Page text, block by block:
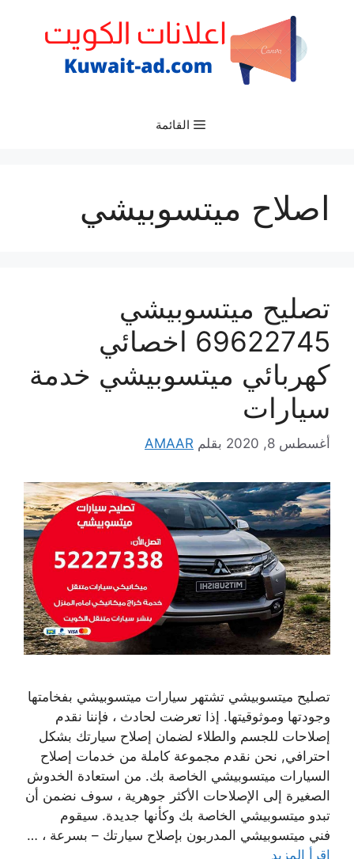
القائمة
اصلاح ميتسوبيشي
تصليح ميتسوبيشي
69622745 اخصائي
كهربائي ميتسوبيشي خدمة
سيارات
أغسطس 8, 2020 بقلم AMAAR
تصليح ميتسوبيشي تشتهر سيارات ميتسوبيشي بفخامتها
وجودتها وموثوقيتها. إذا تعرضت لحادث ، فإننا نقدم
إصلاحات للجسم والطلاء لضمان إصلاح سيارتك بشكل
احترافي, نحن نقدم مجموعة كاملة من خدمات إصلاح
السيارات ميتسوبيشي الخاصة بك. من استعادة الخدوش
الصغيرة إلى الإصلاحات الأكثر جوهرية ، سوف نضمن أن
تبدو ميتسوبيشي الخاصة بك وكأنها جديدة. سيقوم
فني ميتسوبيشي المدربون بإصلاح سيارتك – بسرعة ، …
اقرأ المزيد